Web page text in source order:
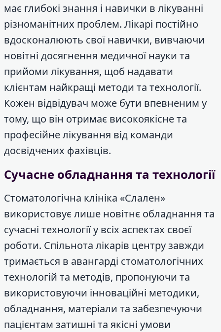
має глибокі знання і навички в лікуванні
різноманітних проблем. Лікарі постійно
вдосконалюють свої навички, вивчаючи
новітні досягнення медичної науки та
прийоми лікування, щоб надавати
клієнтам найкращі методи та технології.
Кожен відвідувач може бути впевненим у
тому, що він отримає високоякісне та
професійне лікування від команди
досвідчених фахівців.
Сучасне обладнання та технології
Стоматологічна клініка «Слален»
використовує лише новітнє обладнання та
сучасні технології у всіх аспектах своєї
роботи. Спільнота лікарів центру завжди
тримається в авангарді стоматологічних
технологій та методів, пропонуючи та
використовуючи інноваційні методики,
обладнання, матеріали та забезпечуючи
пацієнтам затишні та якісні умови